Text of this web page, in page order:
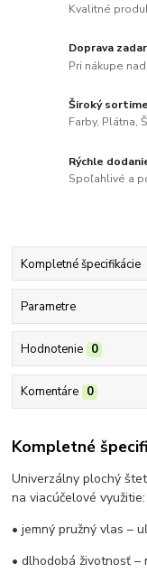
Kvalitné
Doprava
Pri nákupe
Široký
Farby, Plátna,
Rýchle
Spoľahlivé a
Kompletné špecifikácie
Parametre
Hodnotenie 0
Komentáre 0
Kompletné
Univerzálny plochý
na viacúčelové využitie:
• jemný pružný vlas –
• dlhodobá životnosť